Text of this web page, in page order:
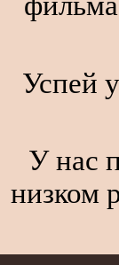
Успей
У нас
низком